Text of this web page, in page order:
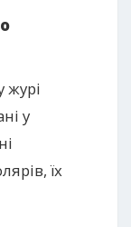
журі
у
їх